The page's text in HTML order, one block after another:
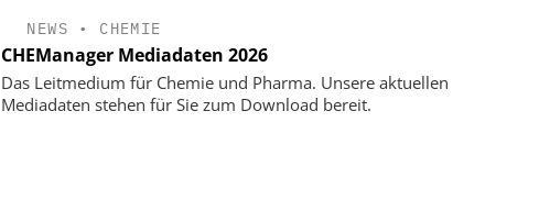
NEWS • CHEMIE
CHEManager Mediadaten 2026
Das Leitmedium für Chemie und Pharma. Unsere aktuellen
Mediadaten stehen für Sie zum Download bereit.